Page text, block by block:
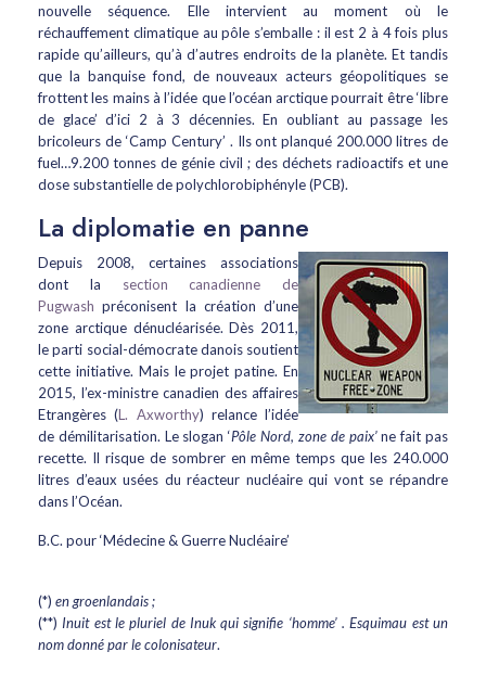
nouvelle séquence. Elle intervient au moment où le
réchauffement climatique au pôle s’emballe : il est 2 à 4 fois plus
rapide qu’ailleurs, qu’à d’autres endroits de la planète. Et tandis
que la banquise fond, de nouveaux acteurs géopolitiques se
frottent les mains à l’idée que l’océan arctique pourrait être ‘libre
de glace’ d’ici 2 à 3 décennies. En oubliant au passage les
bricoleurs de ‘Camp Century’ . Ils ont planqué 200.000 litres de
fuel…9.200 tonnes de génie civil ; des déchets radioactifs et une
dose substantielle de polychlorobiphényle (PCB).
La diplomatie en panne
Depuis 2008, certaines associations
dont la section canadienne de
Pugwash préconisent la création d’une
zone arctique dénucléarisée. Dès 2011,
le parti social-démocrate danois soutient
cette initiative. Mais le projet patine. En
2015, l’ex-ministre canadien des affaires
Etrangères (L. Axworthy) relance l’idée
de démilitarisation. Le slogan ‘Pôle Nord, zone de paix’ne fait pas
recette. Il risque de sombrer en même temps que les 240.000
litres d’eaux usées du réacteur nucléaire qui vont se répandre
dans l’Océan.
B.C. pour ‘Médecine & Guerre Nucléaire’
(*) en groenlandais ;
(**) Inuit est le pluriel de Inuk qui signifie ‘homme’ . Esquimau est un
nom donné par le colonisateur.